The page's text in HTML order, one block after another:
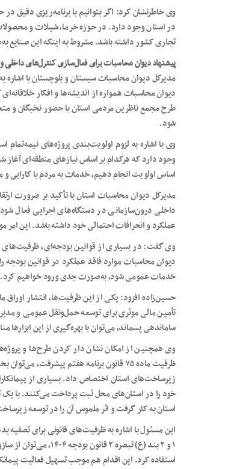
وی خاطرنشان کرد: اگر بتوانیم با برنامه‌ریزی دقیق
در استان وجود دارد. در حوزه خرما، شیلات و
تجاری کشور داشته باشد. مشروط به اینکه این صنایع
پیشنهاد دیوان محاسبات برای فعال‌سازی کنترل‌های داخلی و
مدیرکل دیوان محاسبات سیستان و بلوچستان با
دیوان محاسبات همواره از اندیشه‌ها و افکار
طرح مجمع ناظرین مردمی استان با حضور نخبگان و
شود.
وجود دارد که هرکدام بر اساس نیازهای منطقه‌ای آغاز
اساس اولویت انجام دهیم، خدمات به مردم با کارایی
مدیرکل دیوان محاسبات استان با تأکید بر ضرورت
داخلی درون‌سازمانی در دستگاه‌های اجرایی فعال
عملکرد و انحرافات احتمالی خود داشته باشد. این
وی گفت: در بسیاری از قوانین بودجه‌ای، ظرفیت‌های
دیوان محاسبات موارد فاقد عملکرد در قوانین
خدمات عمومی شود، به‌صورت جدی ورود خواهیم کرد.
حسین‌زاده افزود: یکی از این ظرفیت‌ها، انتشار
تأمین مالی موثری برای توسعه حمل‌ونقل عمومی و
ساماندهی پسماند، می‌توان با بهره‌گیری از این ابزارها
وی همچنین از امکان نشان دار کردن طرح‌ها و
ظرفیت ماده ۷۵ قانون برنامه هفتم پیشرفت،
زیرساخت‌های استان اختصاص داد. بسیاری از
خود را در استان‌های محل ثبت پرداخت می‌کنند. با یک
استان به کار گرفت و اثر ملموس آن را در توسعه
این مسئول با اشاره به ظرفیت‌های قانونی برای
۱ و ۲ بند (ع) تبصره ۲
استفاده کرد. این اقدام هم موجب تسهیل فعالیت